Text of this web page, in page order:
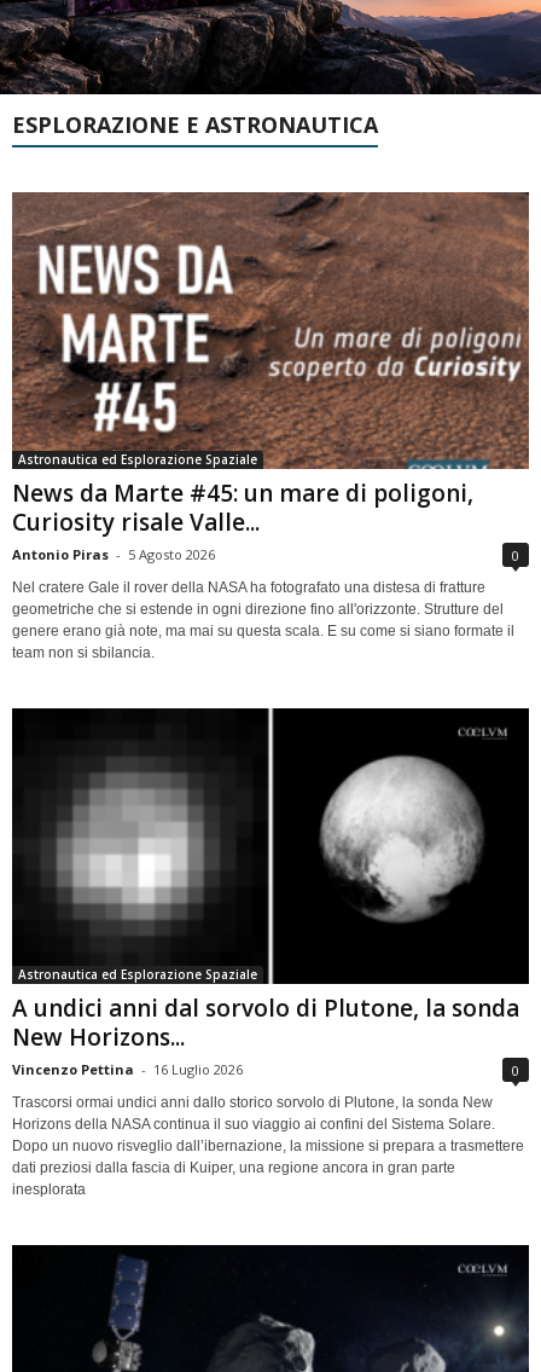
ESPLORAZIONE E ASTRONAUTICA
Astronautica ed Esplorazione Spaziale
News da Marte #45: un mare di poligoni,
Curiosity risale Valle...
Antonio Piras - 5 Agosto 2026 0
Nel cratere Gale il rover della NASA ha fotografato una distesa di fratture
geometriche che si estende in ogni direzione fino all'orizzonte. Strutture del
genere erano già note, ma mai su questa scala. E su come si siano formate il
team non si sbilancia.
Astronautica ed Esplorazione Spaziale
A undici anni dal sorvolo di Plutone, la sonda
New Horizons...
Vincenzo Pettina - 16 Luglio 2026 0
Trascorsi ormai undici anni dallo storico sorvolo di Plutone, la sonda New
Horizons della NASA continua il suo viaggio ai confini del Sistema Solare.
Dopo un nuovo risveglio dall’ibernazione, la missione si prepara a trasmettere
dati preziosi dalla fascia di Kuiper, una regione ancora in gran parte
inesplorata